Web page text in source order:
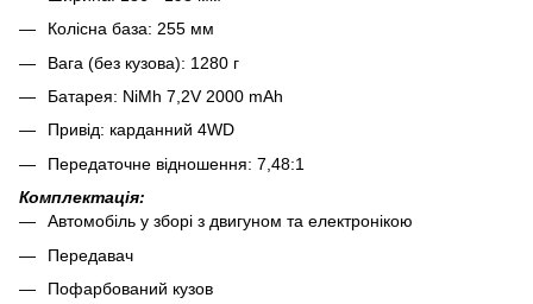
Колісна база: 255 мм
Вага (без кузова): 1280 г
Батарея: NiMh 7,2V 2000 mAh
Привід: карданний 4WD
Передаточне відношення: 7,48:1
Комплектація:
Автомобіль у зборі з двигуном та електронікою
Передавач
Пофарбований кузов